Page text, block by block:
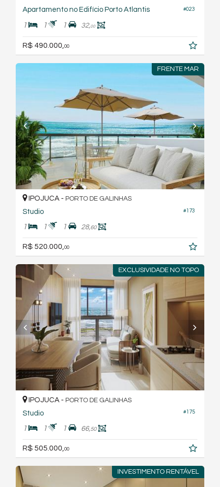
#023
Apartamento no Edifício Porto Atlantis
1 1 1 32,00
R$ 490.000, 00
FRENTE MAR
#173
IPOJUCA - PORTO DE GALINHAS
Studio
1 1 1 28,60
R$ 520.000, 00
EXCLUSIVIDADE NO TOPO
#175
IPOJUCA - PORTO DE GALINHAS
Studio
1 1 1 66,50
R$ 505.000, 00
INVESTIMENTO RENTÁVEL